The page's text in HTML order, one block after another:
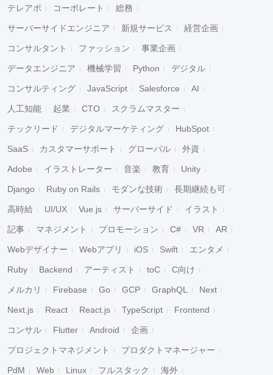
テレアポ コーポレート 総務
サーバーサイドエンジニア 新規サービス 経営企画
コンサルタント ファッション 事業企画
データエンジニア 機械学習 Python デジタル
コンサルティング JavaScript Salesforce AI
人工知能 起業 CTO スクラムマスター
テックリード デジタルマーケティング HubSpot
SaaS カスタマーサポート グローバル 外資
Adobe イラストレーター 音楽 教育 Unity
Django Ruby on Rails モダンな技術 長期継続も可
高時給 UI/UX Vue.js サーバーサイド イラスト
記事 マネジメント プロモーション C# VR AR
Webデザイナー Webアプリ iOS Swift エンタメ
Ruby Backend アーティスト toC C向け
メルカリ Firebase Go GCP GraphQL Next
Next.js React React.js TypeScript Frontend
コンサル Flutter Android 企画
プロジェクトマネジメント プロダクトマネージャー
PdM Web Linux フルスタック 海外